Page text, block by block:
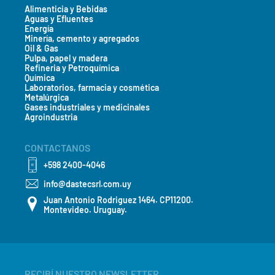
Teléfono*
País*
Mensaje*
Alimenticia y Bebidas
Aguas y Efluentes
Energía
Minería, cemento y agregados
Oil & Gas
Pulpa, papel y madera
Refineria y Petroquímica
Química
Laboratorios, farmacia y cosmética
Metalúrgica
Gases industriales y medicinales
Agroindustria
CONTACTANOS
+598 2400-4046
info@dastecsrl.com.uy
Juan Antonio Rodriguez 1464. CP11200.
Montevideo. Uruguay.